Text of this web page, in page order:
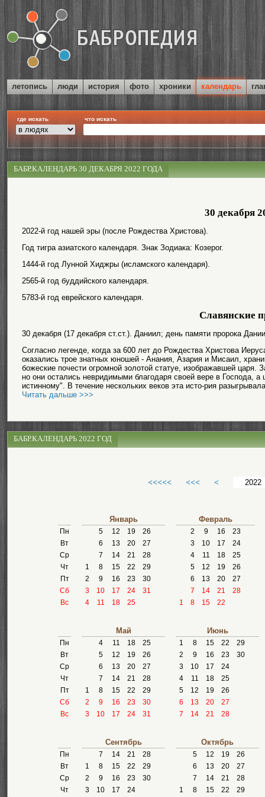
летопись люди история фото хроники календарь
где искать что искать
БАБР.КАЛЕНДАРЬ 30 ДЕКАБРЯ 2022 ГОДА
30 декабря
2022-й год нашей эры (после Рождества Христова).
Год тигра азиатского календаря. Знак Зодиака: Козерог.
1444-й год Лунной Хиджры (исламского календаря).
2565-й год буддийского календаря.
5783-й год еврейского календаря.
Славянские
30 декабря (17 декабря ст.ст.). Даниил; день памяти пророка
Согласно легенде, когда за 600 лет до Рождества Христова
оказались трое знатных юношей - Анания, Азария и Мисаил,
божеские почести огромной золотой статуе, изображавшей
но они остались невридимыми благодаря своей вере в Господа, а
истинному". В течение нескольких веков эта исто-рия
Читать дальше >>>
БАБР.КАЛЕНДАРЬ 2022 ГОД
<<<<< <<< <
Пн
Вт
Ср
Чт
Пт
Сб
Вс
Январь
5 12 19
26
6
13 20
27
7
14 21
28
1
8 15 22
29
2
9 16 23
30
3
10 17 24
31
4
11 18 25
Февраль
2 9 16
23
3
10 17
24
4
11 18
25
5
12 19
26
6
13 20
27
7
14 21
28
1
8 15 22
Пн
Вт
Ср
Чт
Пт
Сб
Вс
Май
4 11 18
25
5
12 19
26
6
13 20
27
7
14 21
28
1
8 15 22
29
2
9 16 23
30
3
10 17 24 31
Июнь
1 8 15 22
29
2
9 16 23
30
3
10 17
24
4
11 18
25
5
12 19
26
6
13 20
27
7
14 21 28
Пн
Вт
Ср
Чт
Сентябрь
7 14 21
28
1
8 15 22
29
2
9 16 23
30
3
10 17
24
Октябрь
5 12 19
26
6
13 20
27
7
14 21
28
1
8 15 22
29